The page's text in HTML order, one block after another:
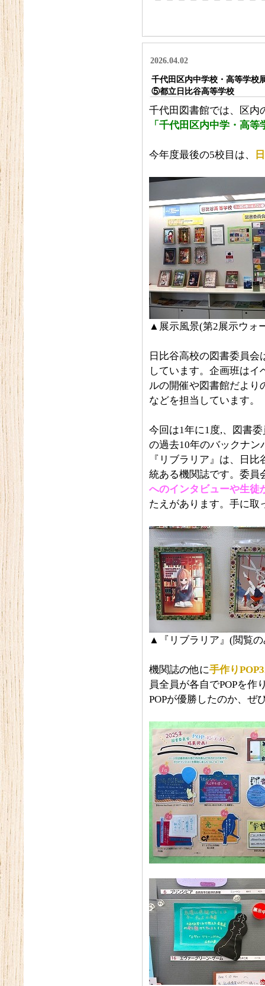
2026.04.02
千代田区内中学校・高等学校
⑤都立日比谷高等学校
千代田図書館では、区内
「千代田区内中学・高
今年度最後の5校目は、
▲展示風景(第2展示ウォ
日比谷高校の図書委員会
しています。企画班は
ルの開催や図書館だより
などを担当しています。
今回は1年に1度,、図書
の過去10年のバックナン
『リブラリア』は、日
統ある機関誌です。委員
へのインタビューや生徒
たえがあります。手に取
▲『リブラリア』(閲覧
機関誌の他に手作り
員全員が各自でPOPを作
POPが優勝したのか、ぜ